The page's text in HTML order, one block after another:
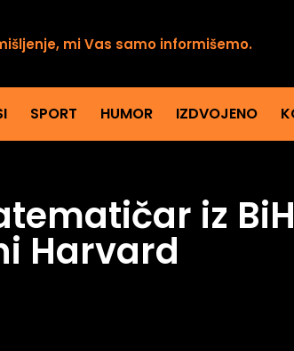
mi Vas samo informišemo.
SPORT HUMOR IZDVOJENO
iz
Harvard